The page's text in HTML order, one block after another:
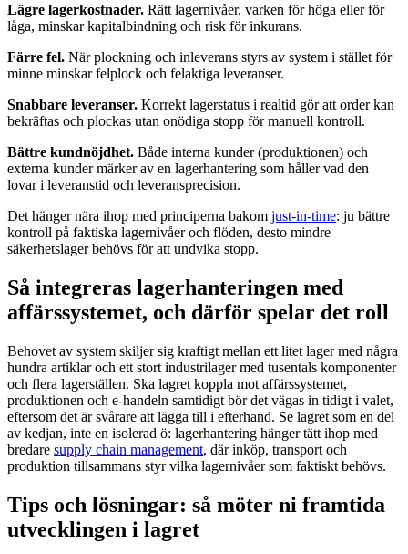
Lägre lagerkostnader. Rätt lagernivåer, varken för höga eller för
låga, minskar kapitalbindning och risk för inkurans.
Färre fel. När plockning och inleverans styrs av system i stället för
minne minskar felplock och felaktiga leveranser.
Snabbare leveranser. Korrekt lagerstatus i realtid gör att order kan
bekräftas och plockas utan onödiga stopp för manuell kontroll.
Bättre kundnöjdhet. Både interna kunder (produktionen) och
externa kunder märker av en lagerhantering som håller vad den
lovar i leveranstid och leveransprecision.
Det hänger nära ihop med principerna bakom just-in-time: ju bättre
kontroll på faktiska lagernivåer och flöden, desto mindre
säkerhetslager behövs för att undvika stopp.
Så integreras lagerhanteringen med
affärssystemet, och därför spelar det roll
Behovet av system skiljer sig kraftigt mellan ett litet lager med några
hundra artiklar och ett stort industrilager med tusentals komponenter
och flera lagerställen. Ska lagret koppla mot affärssystemet,
produktionen och e-handeln samtidigt bör det vägas in tidigt i valet,
eftersom det är svårare att lägga till i efterhand. Se lagret som en del
av kedjan, inte en isolerad ö: lagerhantering hänger tätt ihop med
bredare supply chain management, där inköp, transport och
produktion tillsammans styr vilka lagernivåer som faktiskt behövs.
Tips och lösningar: så möter ni framtida
utvecklingen i lagret